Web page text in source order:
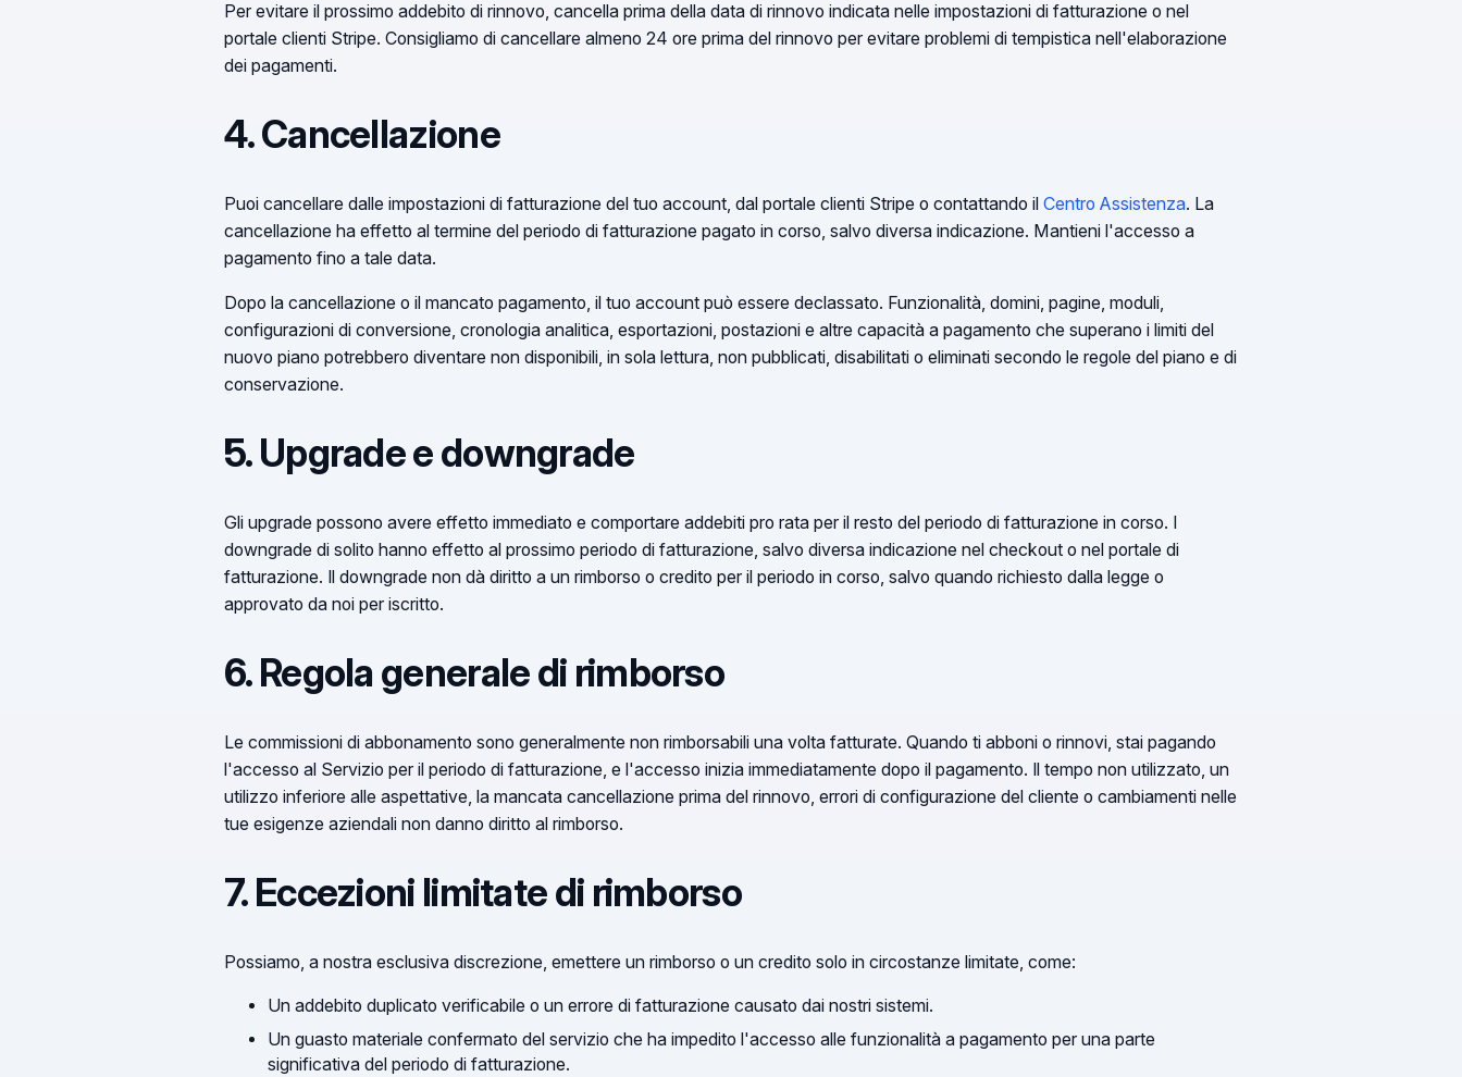
Per evitare il prossimo addebito di rinnovo, cancella prima della data di rinnovo indicata nelle impostazioni di fatturazione o nel
portale clienti Stripe. Consigliamo di cancellare almeno 24 ore prima del rinnovo per evitare problemi di tempistica nell'elaborazione
dei pagamenti.
4. Cancellazione
Puoi cancellare dalle impostazioni di fatturazione del tuo account, dal portale clienti Stripe o contattando il Centro Assistenza. La
cancellazione ha effetto al termine del periodo di fatturazione pagato in corso, salvo diversa indicazione. Mantieni l'accesso a
pagamento fino a tale data.
Dopo la cancellazione o il mancato pagamento, il tuo account può essere declassato. Funzionalità, domini, pagine, moduli,
configurazioni di conversione, cronologia analitica, esportazioni, postazioni e altre capacità a pagamento che superano i limiti del
nuovo piano potrebbero diventare non disponibili, in sola lettura, non pubblicati, disabilitati o eliminati secondo le regole del piano e di
conservazione.
5. Upgrade e downgrade
Gli upgrade possono avere effetto immediato e comportare addebiti pro rata per il resto del periodo di fatturazione in corso. I
downgrade di solito hanno effetto al prossimo periodo di fatturazione, salvo diversa indicazione nel checkout o nel portale di
fatturazione. Il downgrade non dà diritto a un rimborso o credito per il periodo in corso, salvo quando richiesto dalla legge o
approvato da noi per iscritto.
6. Regola generale di rimborso
Le commissioni di abbonamento sono generalmente non rimborsabili una volta fatturate. Quando ti abboni o rinnovi, stai pagando
l'accesso al Servizio per il periodo di fatturazione, e l'accesso inizia immediatamente dopo il pagamento. Il tempo non utilizzato, un
utilizzo inferiore alle aspettative, la mancata cancellazione prima del rinnovo, errori di configurazione del cliente o cambiamenti nelle
tue esigenze aziendali non danno diritto al rimborso.
7. Eccezioni limitate di rimborso
Possiamo, a nostra esclusiva discrezione, emettere un rimborso o un credito solo in circostanze limitate, come:
Un addebito duplicato verificabile o un errore di fatturazione causato dai nostri sistemi.
Un guasto materiale confermato del servizio che ha impedito l'accesso alle funzionalità a pagamento per una parte
significativa del periodo di fatturazione.